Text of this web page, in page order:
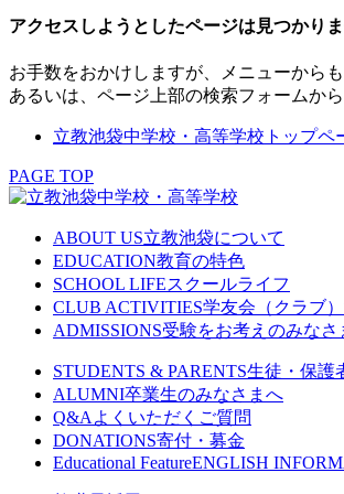
アクセスしようとしたページは見つかりま
お手数をおかけしますが、メニューから
あるいは、ページ上部の検索フォームか
立教池袋中学校・高等学校トップペ
PAGE TOP
ABOUT US立教池袋について
EDUCATION教育の特色
SCHOOL LIFEスクールライフ
CLUB ACTIVITIES学友会（クラブ
ADMISSIONS受験をお考えのみなさ
STUDENTS & PARENTS生徒・保護
ALUMNI卒業生のみなさまへ
Q&A よくいただくご質問
DONATIONS寄付・募金
Educational FeatureENGLISH